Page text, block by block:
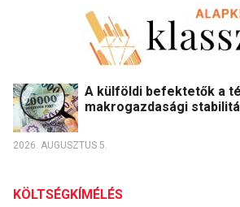
A külföldi befektetők a
makrogazdasági
2026. AUGUSZTUS 5.
KÖLTSÉGKÍMÉLÉS